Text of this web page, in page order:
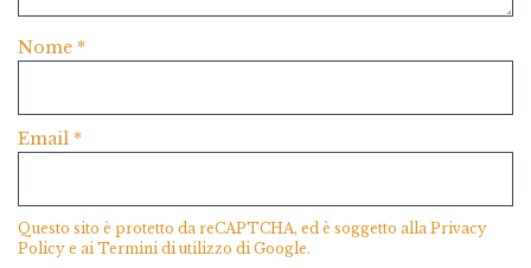
Nome *
Email *
Questo sito è protetto da reCAPTCHA, ed è soggetto alla Privacy
Policy e ai Termini di utilizzo di Google.